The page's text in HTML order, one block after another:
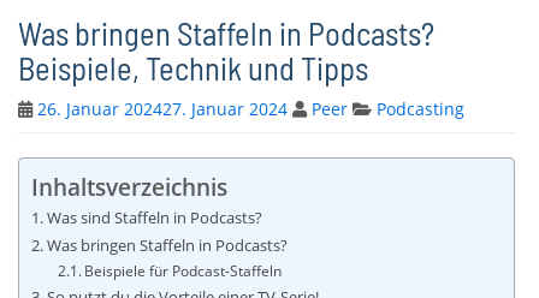
Was bringen Staffeln in Podcasts?
Beispiele, Technik und Tipps
26. Januar 202427. Januar 2024 Peer Podcasting
Inhaltsverzeichnis
Was sind Staffeln in Podcasts?
Was bringen Staffeln in Podcasts?
Beispiele für Podcast-Staffeln